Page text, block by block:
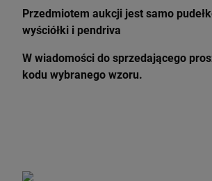
Przedmiotem aukcji jest samo
wyściółki i pendriva
W wiadomości do sprzedającego
kodu wybranego wzoru.